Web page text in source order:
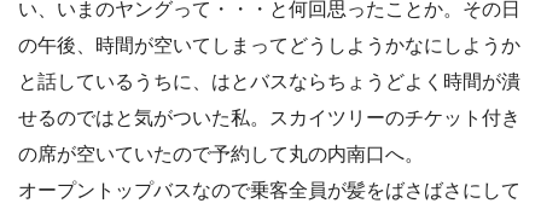
い、いまのヤングって・・・と何回思ったことか。その日
の午後、時間が空いてしまってどうしようかなにしようか
と話しているうちに、はとバスならちょうどよく時間が潰
せるのではと気がついた私。スカイツリーのチケット付き
の席が空いていたので予約して丸の内南口へ。
オープントップバスなので乗客全員が髪をばさばさにして